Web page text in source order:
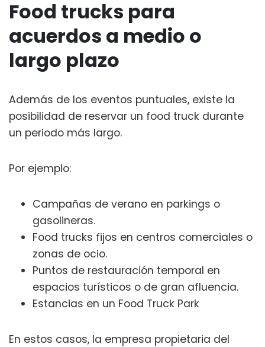
Food trucks para
acuerdos a medio o
largo plazo
Además de los eventos puntuales, existe la
posibilidad de reservar un food truck durante
un periodo más largo.
Por ejemplo:
Campañas de verano en parkings o
gasolineras.
Food trucks fijos en centros comerciales o
zonas de ocio.
Puntos de restauración temporal en
espacios turísticos o de gran afluencia.
Estancias en un Food Truck Park
En estos casos, la empresa propietaria del